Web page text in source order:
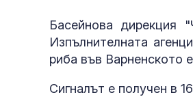
Басейнова дирекция
Изпълнителната
риба във Варненското
Сигналът е получен в